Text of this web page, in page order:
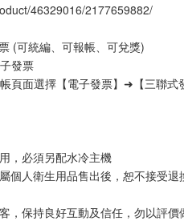
46329016/2177659882/
(可統編、可報帳、可兌獎)
發票
頁面選擇【電子發票】➜【三聯
，必須另配水冷主機
個人衛生用品售出後，恕不接受退
，保持良好互動及信任，勿以評價